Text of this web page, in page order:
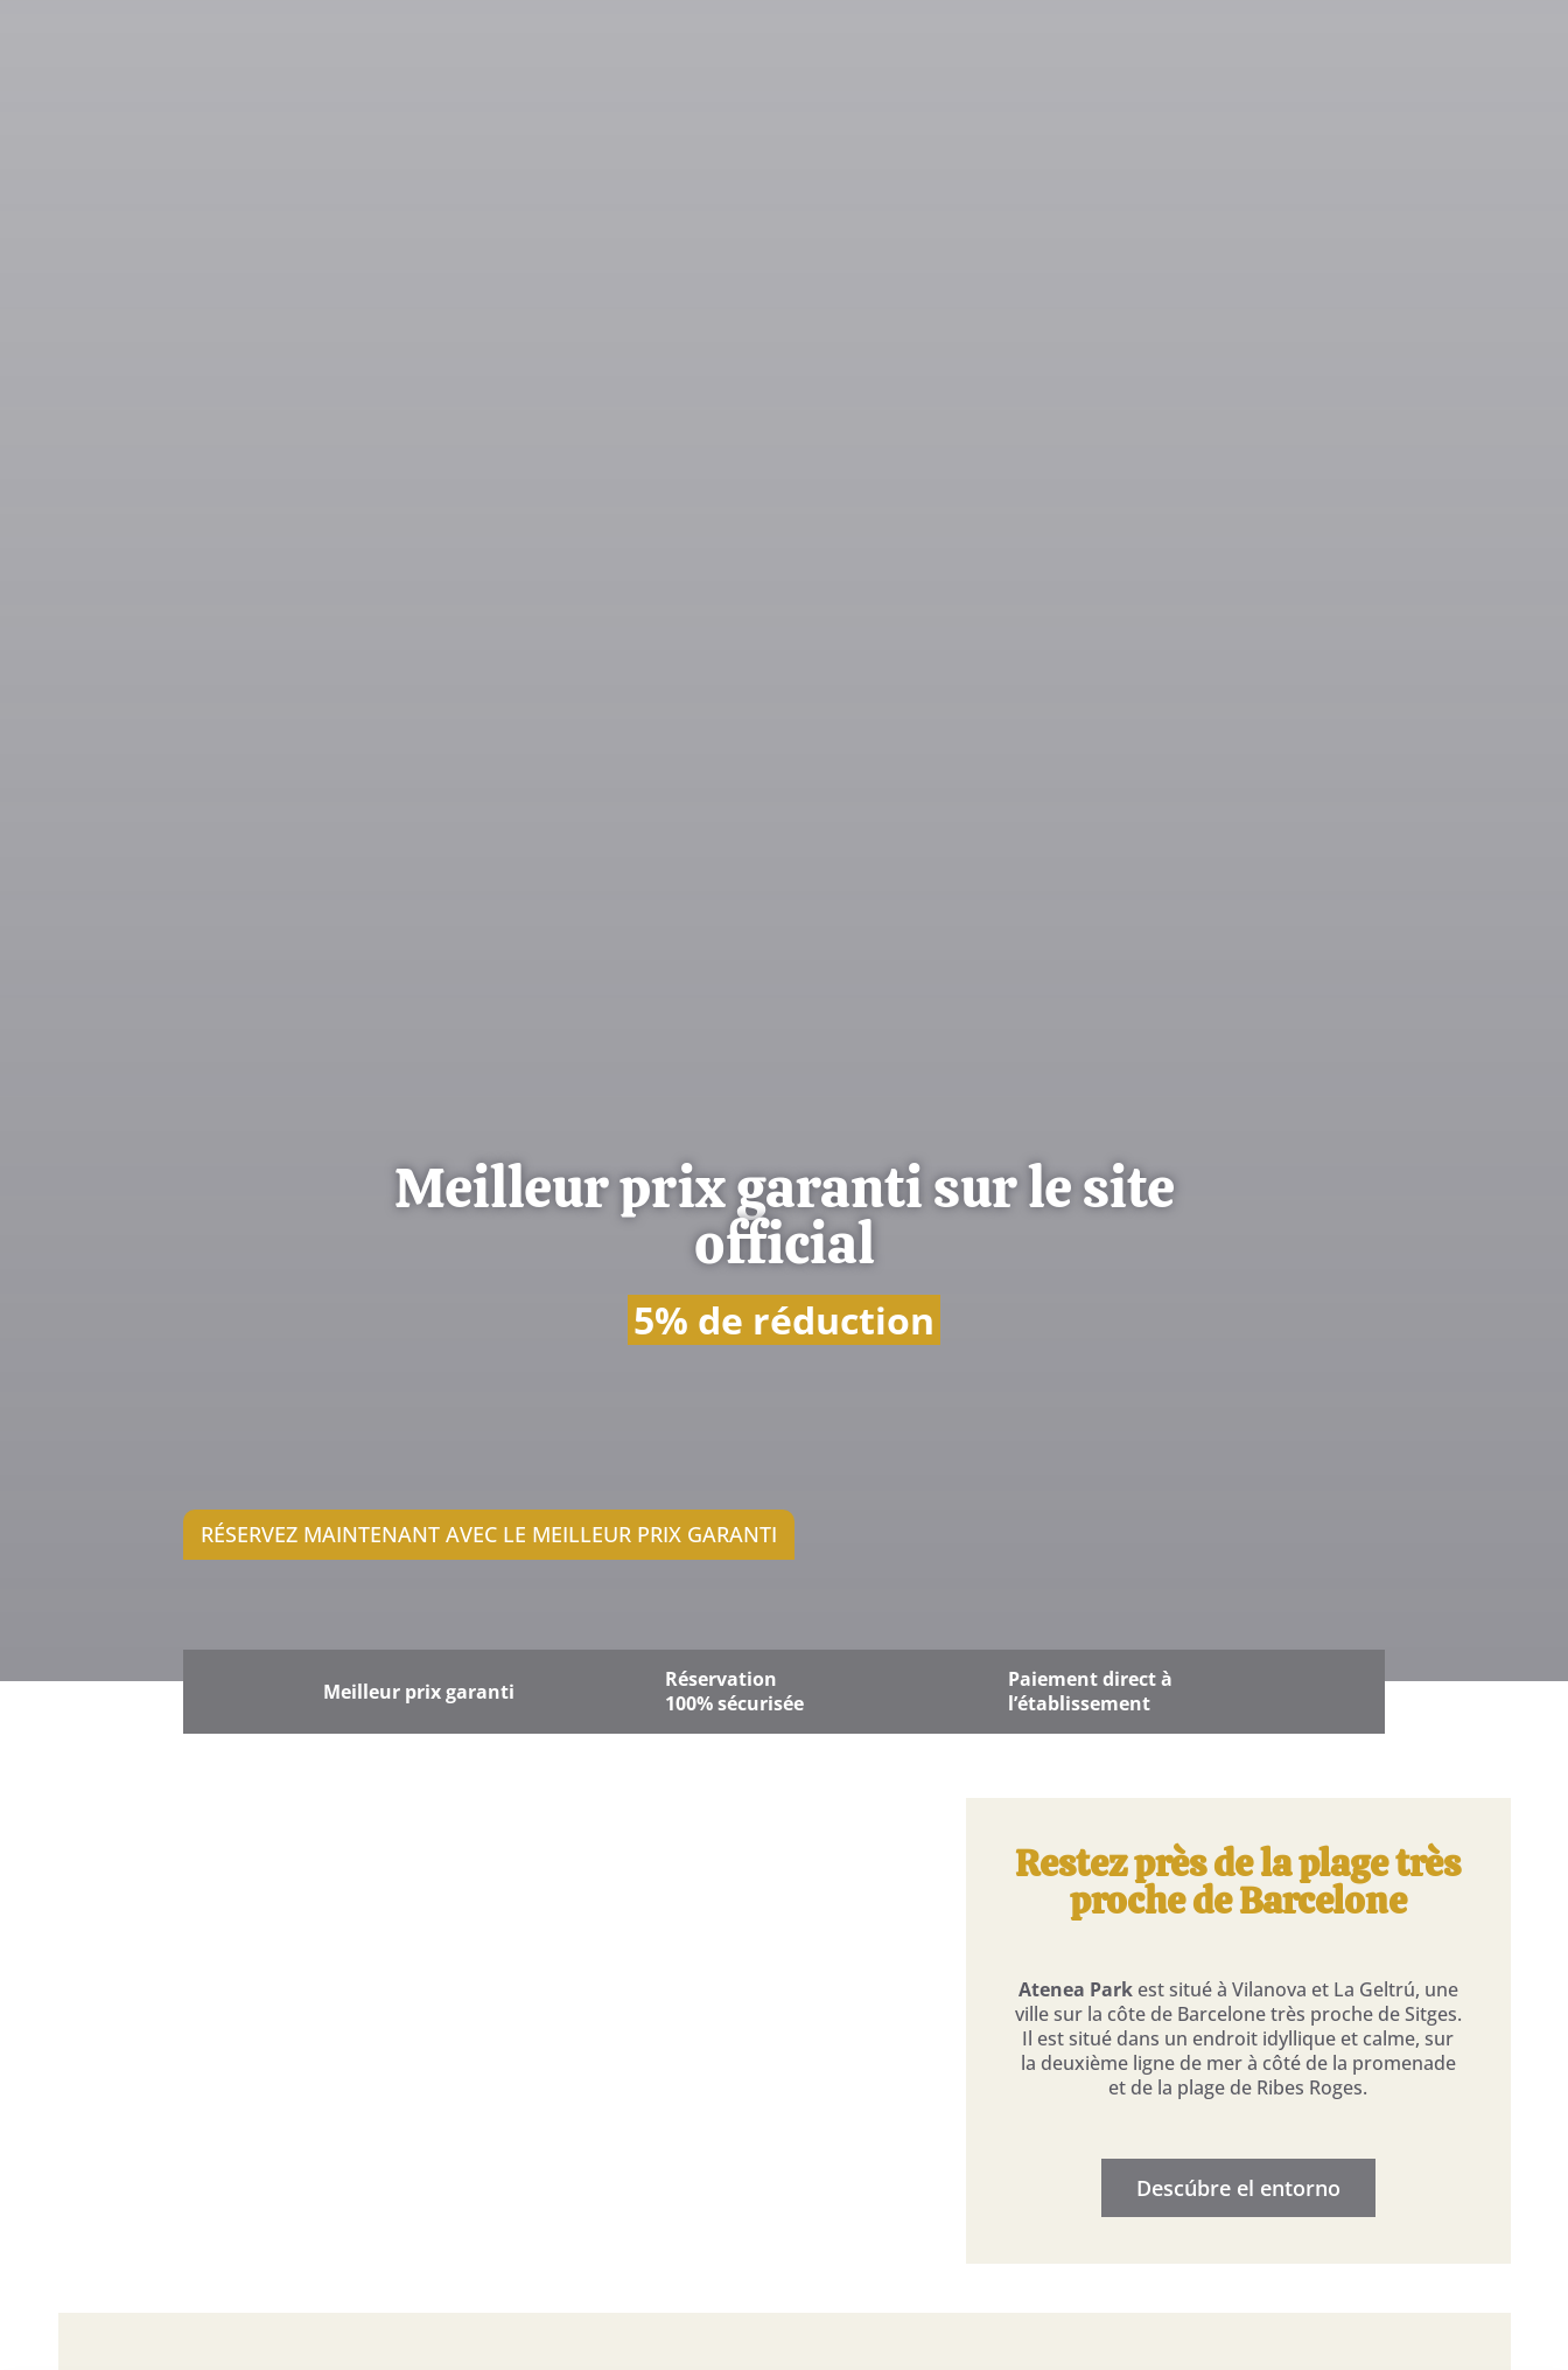
Meilleur prix garanti sur le site
official
5% de réduction
RÉSERVEZ MAINTENANT AVEC LE MEILLEUR PRIX GARANTI
Meilleur prix garanti
Réservation
100% sécurisée
Paiement direct à
l’établissement
Restez près de la plage très
proche de Barcelone
Atenea Parkest situé à Vilanova et La Geltrú, une
ville sur la côte de Barcelone très proche de Sitges.
Il est situé dans un endroit idyllique et calme, sur
la deuxième ligne de mer à côté de la promenade
et de la plage de Ribes Roges.
Descúbre el entorno